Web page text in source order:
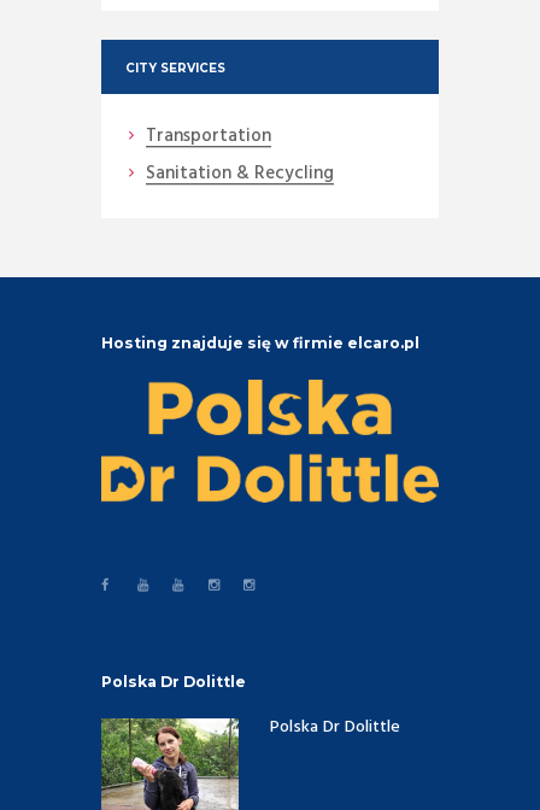
CITY SERVICES
Transportation
Sanitation & Recycling
Hosting znajduje się w firmie elcaro.pl
Polska Dr Dolittle
Polska Dr Dolittle